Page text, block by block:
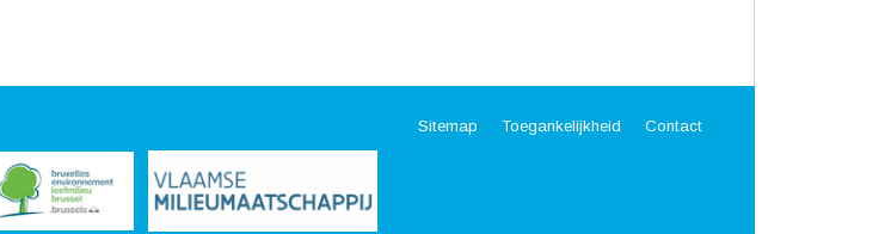
Sitemap Toegankelijkheid Contact